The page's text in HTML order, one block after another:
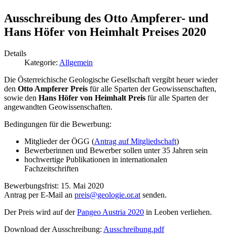
Ausschreibung des Otto Ampferer- und
Hans Höfer von Heimhalt Preises 2020
Details
Kategorie: Allgemein
Die Österreichische Geologische Gesellschaft vergibt heuer wieder
den Otto Ampferer Preis für alle Sparten der Geowissenschaften,
sowie den Hans Höfer von Heimhalt Preis für alle Sparten der
angewandten Geowissenschaften.
Bedingungen für die Bewerbung:
Mitglieder der ÖGG (Antrag auf Mitgliedschaft)
Bewerberinnen und Bewerber sollen unter 35 Jahren sein
hochwertige Publikationen in internationalen
Fachzeitschriften
Bewerbungsfrist: 15. Mai 2020
Antrag per E-Mail an preis@geologie.or.at senden.
Der Preis wird auf derPangeo Austria 2020 in Leoben verliehen.
Download der Ausschreibung: Ausschreibung.pdf